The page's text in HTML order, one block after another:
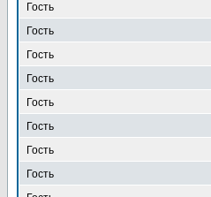
Гость
Гость
Гость
Гость
Гость
Гость
Гость
Гость